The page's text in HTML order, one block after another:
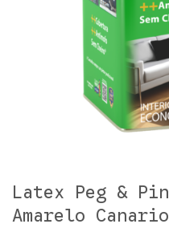
Latex Peg &
Amarelo